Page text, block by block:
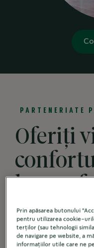
PARTENERIATE
Oferiți
lor
timpul
Prin apăsarea butonului
pentru utilizarea cookie-
terților (sau tehnologii
de navigare pe website, a
informațiilor utile care ne